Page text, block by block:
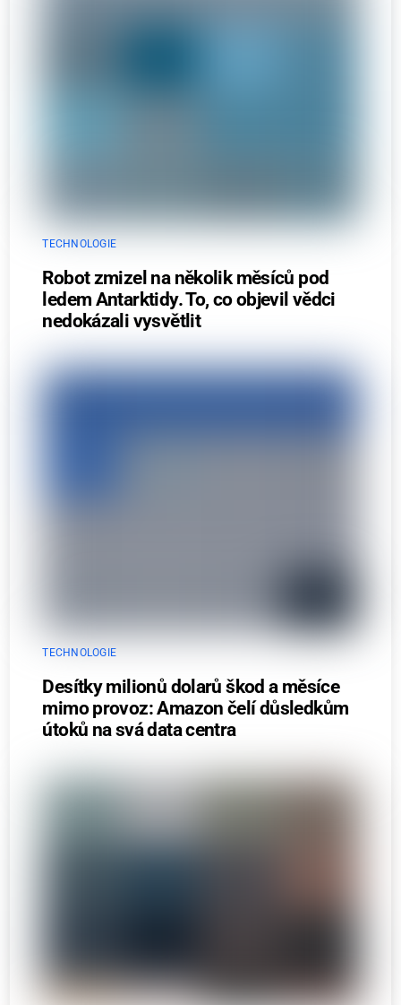
TECHNOLOGIE
Robot zmizel na několik měsíců pod
ledem Antarktidy. To, co objevil vědci
nedokázali vysvětlit
TECHNOLOGIE
Desítky milionů dolarů škod a měsíce
mimo provoz: Amazon čelí důsledkům
útoků na svá data centra